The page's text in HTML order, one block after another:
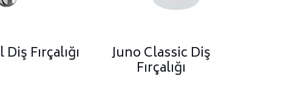
Fırçalığı Juno Classic Diş
Fırçalığı